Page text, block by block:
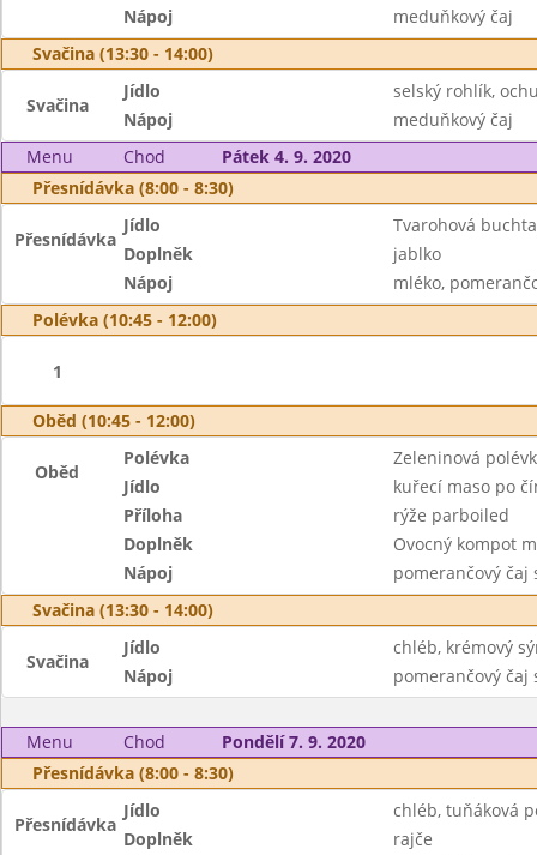
Nápoj
meduňkový čaj
Svačina (13:30 - 14:00)
Svačina
Jídlo
selský rohlík,
Nápoj
meduňkový čaj
Menu
Chod
Pátek 4. 9. 2020
Přesnídávka (8:00 - 8:30)
Přesnídávka
Jídlo
Tvarohová buchta
Doplněk
jablko
Nápoj
mléko,
Polévka (10:45 - 12:00)
1
Oběd (10:45 - 12:00)
Oběd
Polévka
Zeleninová
Jídlo
kuřecí maso po
Příloha
rýže parboiled
Doplněk
Ovocný kompot
Nápoj
pomerančový čaj
Svačina (13:30 - 14:00)
Svačina
Jídlo
chléb, krémový
Nápoj
pomerančový čaj
Menu Chod
Pondělí 7. 9. 2020
Přesnídávka (8:00 - 8:30)
Přesnídávka
Jídlo
chléb, tuňáková
Doplněk
rajče